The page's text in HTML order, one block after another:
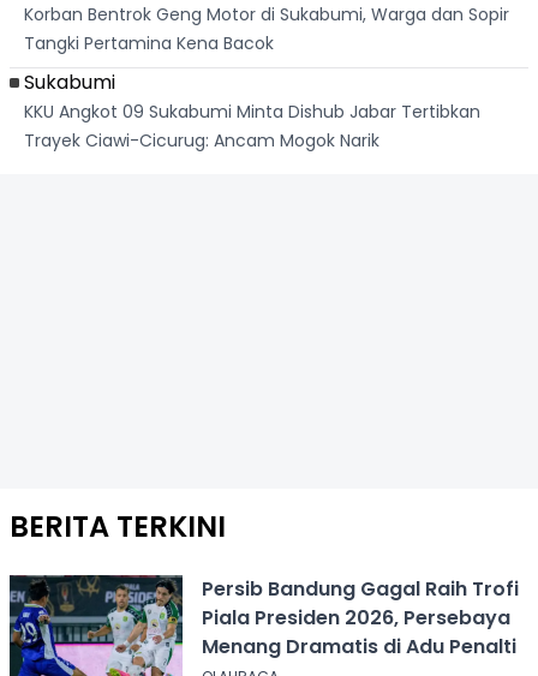
Korban Bentrok Geng Motor di Sukabumi, Warga dan Sopir
Tangki Pertamina Kena Bacok
Sukabumi
KKU Angkot 09 Sukabumi Minta Dishub Jabar Tertibkan
Trayek Ciawi-Cicurug: Ancam Mogok Narik
BERITA TERKINI
Persib Bandung Gagal Raih Trofi
Piala Presiden 2026, Persebaya
Menang Dramatis di Adu Penalti